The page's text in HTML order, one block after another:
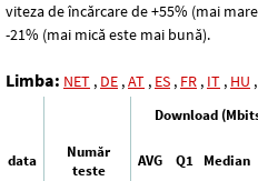
viteza de încărcare de +55% (mai
-21% (mai mică este mai bună).
Limba: NET , DE ,AT , ES , FR , IT , HU ,
Download
data
Număr
teste
AVG Q1 Median